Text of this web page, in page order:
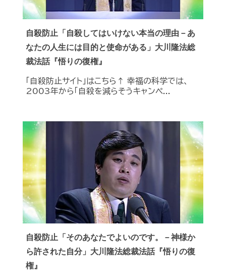
自殺防止「自殺してはいけない本当の理由－あ
なたの人生には目的と使命がある」大川隆法総
裁法話『悟りの復権』
「自殺防止サイト」はこちら↑ 幸福の科学では、
2003年から「自殺を減らそうキャンペ...
自殺防止「そのあなたでよいのです。－神様か
ら許された自分」大川隆法総裁法話『悟りの復
権』